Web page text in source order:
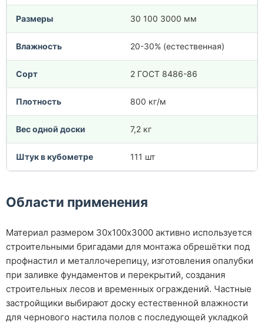
Размеры 30 100 3000 мм
Влажность 20-30% (естественная)
Сорт 2 ГОСТ 8486-86
Плотность 800 кг/м
Вес одной доски 7,2 кг
Штук в кубометре 111 шт
Области применения
Материал размером 30х100х3000 активно используется
строительными бригадами для монтажа обрешётки под
профнастил и металлочерепицу, изготовления опалубки
при заливке фундаментов и перекрытий, создания
строительных лесов и временных ограждений. Частные
застройщики выбирают доску естественной влажности
для чернового настила полов с последующей укладкой